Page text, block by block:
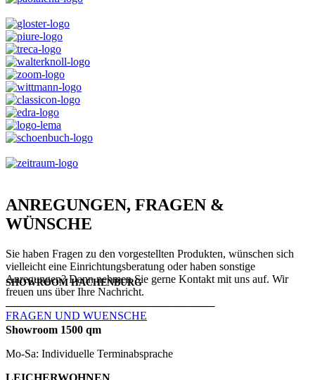
ANREGUNGEN, FRAGEN &
WÜNSCHE
Sie haben Fragen zu den vorgestellten Produkten, wünschen sich
vielleicht eine Einrichtungsberatung oder haben sonstige
Anregungen? Dann nehmen Sie gerne Kontakt mit uns auf. Wir
freuen uns über Ihre Nachricht.
FRAGEN UND WUENSCHE
SHOWROOM HACHENBURG
───────────────────────────
Showroom 1500 qm
Mo-Sa: Individuelle Terminabsprache
LEICHERWOHNEN